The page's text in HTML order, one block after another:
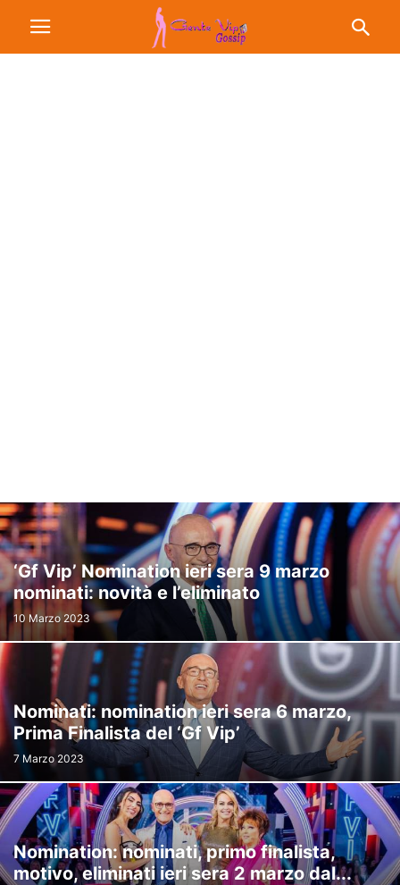
‘Gf Vip’ Nomination ieri sera 9 marzo
nominati: novità e l’eliminato
10 Marzo 2023
Nominati: nomination ieri sera 6 marzo,
Prima Finalista del ‘Gf Vip’
7 Marzo 2023
Nomination: nominati, primo finalista,
motivo, eliminati ieri sera 2 marzo dal...